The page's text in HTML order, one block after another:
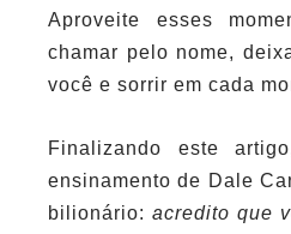
Aproveite esses
chamar pelo nome,
você e sorrir em cada
Finalizando este
ensinamento de Dale
bilionário: acredito que